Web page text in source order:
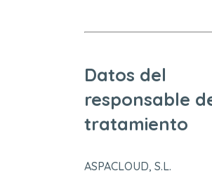
Datos del
responsable
tratamiento
ASPACLOUD, S.L.